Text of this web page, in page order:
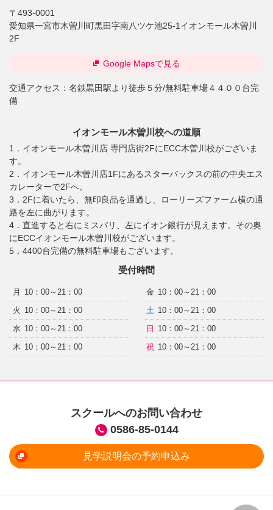
〒493-0001
愛知県一宮市木曽川町黒田字南八ツケ池25-1イオンモール木曽川
2F
交通アクセス： 名鉄黒田駅より徒歩５分/無料駐車場４４００台完
備
Google Mapsで見る
イオンモール木曽川校への道順
1．イオンモール木曽川店 専門店街2FにECC木曽川校がございま
す。
2．イオンモール木曽川店1Fにあるスターバックスの前の中央エス
カレーターで2Fへ。
3．2Fに着いたら、無印良品を通過し、ローリーズファーム横の通
路を左に曲がります。
4．直進すると右にミスパリ、左にイオン銀行が見えます。その奥
にECCイオンモール木曽川校がございます。
5．4400台完備の無料駐車場もございます。
受付時間
月
10：00～21：00
火 10：00～21：00
水 10：00～21：00
木 10：00～21：00
金 10：00～21：00
土 10：00～21：00
日
10：00～21：00
祝 10：00～21：00
スクールへのお問い合わせ
0586-85-0144
見学説明会の予約申込み